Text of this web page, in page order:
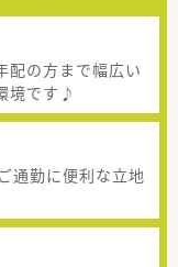
の方まで幅広い
境です♪
通勤に便利な立地